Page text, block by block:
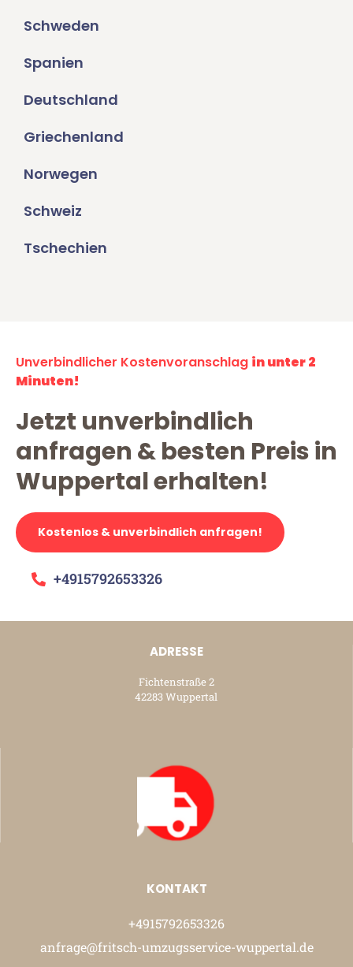
Schweden
Spanien
Deutschland
Griechenland
Norwegen
Schweiz
Tschechien
Unverbindlicher Kostenvoranschlag in unter 2
Minuten!
Jetzt unverbindlich
anfragen & besten Preis in
Wuppertal erhalten!
Kostenlos & unverbindlich anfragen!
+4915792653326
ADRESSE
Fichtenstraße 2
42283 Wuppertal
KONTAKT
+4915792653326
anfrage@fritsch-umzugsservice-wuppertal.de